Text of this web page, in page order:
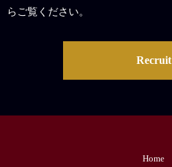
らご覧ください。
Recruit
Home